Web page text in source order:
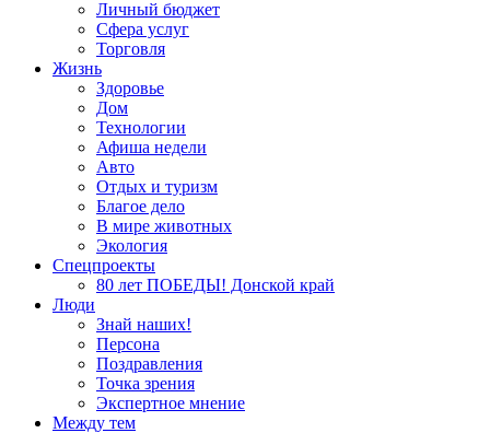
Личный бюджет
Сфера услуг
Торговля
Жизнь
Здоровье
Дом
Технологии
Афиша недели
Авто
Отдых и туризм
Благое дело
В мире животных
Экология
Спецпроекты
80 лет ПОБЕДЫ! Донской край
Люди
Знай наших!
Персона
Поздравления
Точка зрения
Экспертное мнение
Между тем